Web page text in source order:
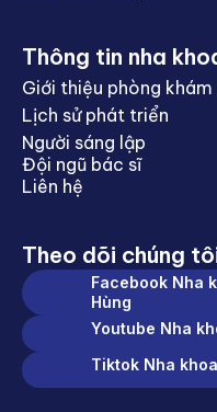
Thông tin nha
Giới thiệu phòng khám
Lịch sử phát triển
Người sáng lập
Đội ngũ bác sĩ
Liên hệ
Theo dõi chúng
Facebook Nha
Hùng
Youtube Nha
Tiktok Nha